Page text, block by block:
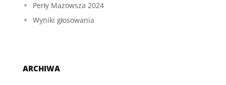
Perły Mazowsza 2024
Wyniki głosowania
ARCHIWA